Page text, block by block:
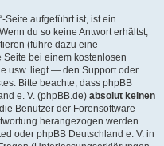
Seite aufgeführt ist, ist ein
du so keine Antwort erhältst,
(führe dazu eine
bei einem kostenlosen
usw. liegt — den Support oder
Bitte beachte, dass phpBB
e. V. (phpBB.de) absolut keinen
Benutzer der Forensoftware
herangezogen werden
oder phpBB Deutschland e. V. in